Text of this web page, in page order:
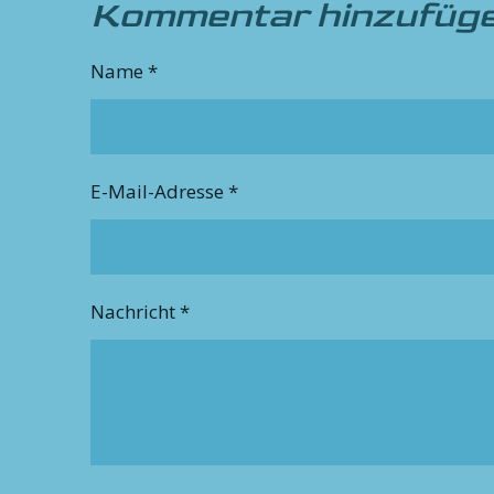
Kommentar
Name *
E-Mail-Adresse *
Nachricht *